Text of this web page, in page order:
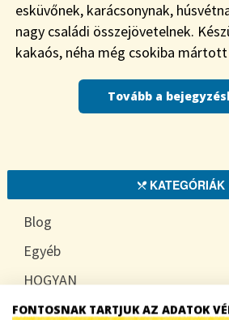
esküvőnek, karácsonynak,
nagy családi összejövetelnek.
kakaós, néha még csokiba
Tovább a
KATEGÓRIÁK
Blog
Egyéb
HOGYAN
TUDATOSAN
FONTOSNAK TARTJUK AZ ADATOK